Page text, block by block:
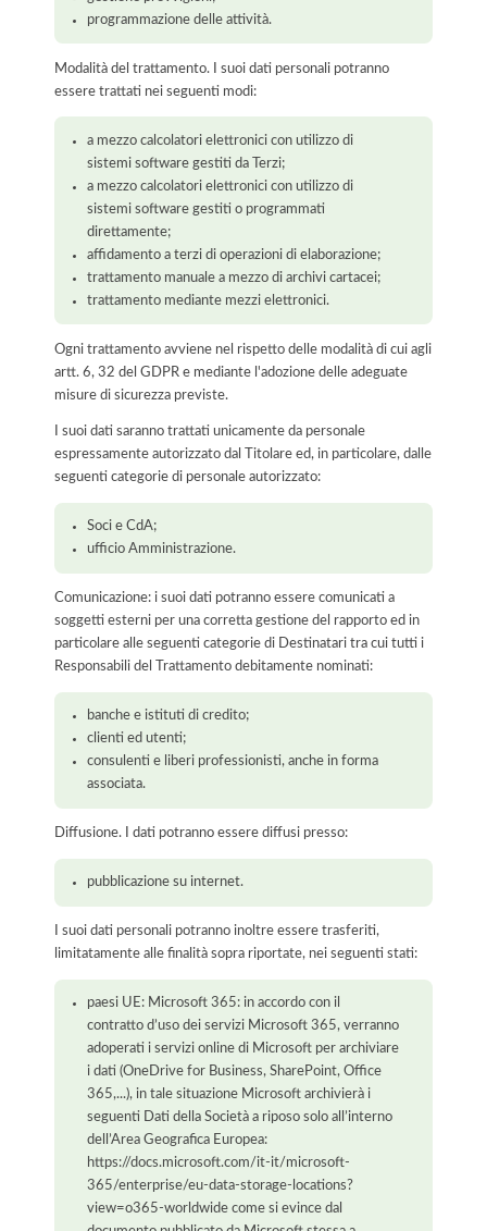
programmazione delle attività.
Modalità del trattamento. I suoi dati personali potranno
essere trattati nei seguenti modi:
a mezzo calcolatori elettronici con utilizzo di
sistemi software gestiti da Terzi;
a mezzo calcolatori elettronici con utilizzo di
sistemi software gestiti o programmati
direttamente;
affidamento a terzi di operazioni di elaborazione;
trattamento manuale a mezzo di archivi cartacei;
trattamento mediante mezzi elettronici.
Ogni trattamento avviene nel rispetto delle modalità di cui agli
artt. 6, 32 del GDPR e mediante l'adozione delle adeguate
misure di sicurezza previste.
I suoi dati saranno trattati unicamente da personale
espressamente autorizzato dal Titolare ed, in particolare, dalle
seguenti categorie di personale autorizzato:
Soci e CdA;
ufficio Amministrazione.
Comunicazione: i suoi dati potranno essere comunicati a
soggetti esterni per una corretta gestione del rapporto ed in
particolare alle seguenti categorie di Destinatari tra cui tutti i
Responsabili del Trattamento debitamente nominati:
banche e istituti di credito;
clienti ed utenti;
consulenti e liberi professionisti, anche in forma
associata.
Diffusione. I dati potranno essere diffusi presso:
pubblicazione su internet.
I suoi dati personali potranno inoltre essere trasferiti,
limitatamente alle finalità sopra riportate, nei seguenti stati:
paesi UE: Microsoft 365: in accordo con il
contratto d’uso dei servizi Microsoft 365, verranno
adoperati i servizi online di Microsoft per archiviare
i dati (OneDrive for Business, SharePoint, Office
365,...), in tale situazione Microsoft archivierà i
seguenti Dati della Società a riposo solo all’interno
dell’Area Geografica Europea:
https://docs.microsoft.com/it-it/microsoft-
365/enterprise/eu-data-storage-locations?
view=o365-worldwide come si evince dal